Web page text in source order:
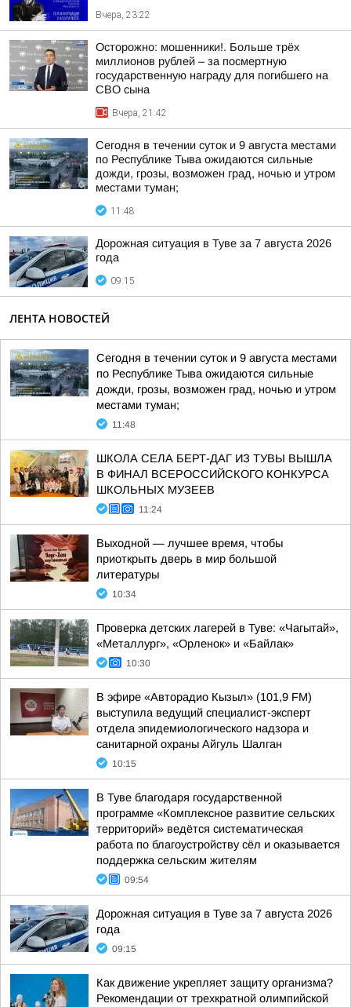
Вчера, 23:22
Осторожно: мошенники!. Больше трёх
миллионов рублей – за посмертную
государственную награду для погибшего на
СВО сына
Вчера, 21:42
Сегодня в течении суток и 9 августа местами
по Республике Тыва ожидаются сильные
дожди, грозы, возможен град, ночью и утром
местами туман;
11:48
Дорожная ситуация в Туве за 7 августа 2026
года
09:15
ЛЕНТА НОВОСТЕЙ
Сегодня в течении суток и 9 августа местами
по Республике Тыва ожидаются сильные
дожди, грозы, возможен град, ночью и утром
местами туман;
11:48
ШКОЛА СЕЛА БЕРТ-ДАГ ИЗ ТУВЫ ВЫШЛА
В ФИНАЛ ВСЕРОССИЙСКОГО КОНКУРСА
ШКОЛЬНЫХ МУЗЕЕВ
11:24
Выходной — лучшее время, чтобы
приоткрыть дверь в мир большой
литературы
10:34
Проверка детских лагерей в Туве: «Чагытай»,
«Металлург», «Орленок» и «Байлак»
10:30
В эфире «Авторадио Кызыл» (101,9 FM)
выступила ведущий специалист-эксперт
отдела эпидемиологического надзора и
санитарной охраны Айгуль Шалган
10:15
В Туве благодаря государственной
программе «Комплексное развитие сельских
территорий» ведётся систематическая
работа по благоустройству сёл и оказывается
поддержка сельским жителям
09:54
Дорожная ситуация в Туве за 7 августа 2026
года
09:15
Как движение укрепляет защиту организма?
Рекомендации от трехкратной олимпийской